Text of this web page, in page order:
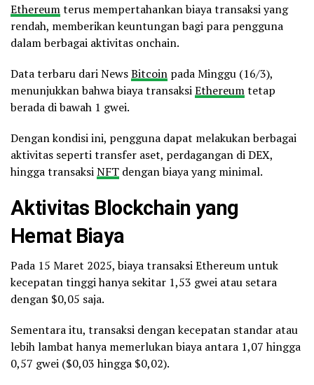
Ethereumterus mempertahankan biaya transaksi yang
rendah, memberikan keuntungan bagi para pengguna
dalam berbagai aktivitas onchain.
Data terbaru dari NewsBitcoin pada Minggu (16/3),
menunjukkan bahwa biaya transaksiEthereumtetap
berada di bawah 1 gwei.
Dengan kondisi ini, pengguna dapat melakukan berbagai
aktivitas seperti transfer aset, perdagangan di DEX,
hingga transaksiNFT dengan biaya yang minimal.
Aktivitas Blockchain yang
Hemat Biaya
Pada 15 Maret 2025, biaya transaksi Ethereum untuk
kecepatan tinggi hanya sekitar 1,53 gwei atau setara
dengan $0,05 saja.
Sementara itu, transaksi dengan kecepatan standar atau
lebih lambat hanya memerlukan biaya antara 1,07 hingga
0,57 gwei ($0,03 hingga $0,02).